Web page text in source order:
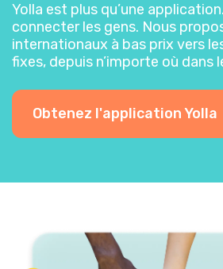
Yolla est plus qu’une
connecter les gens. Nous
internationaux à bas prix vers
fixes, depuis n’importe où dans
Obtenez l'application Yolla